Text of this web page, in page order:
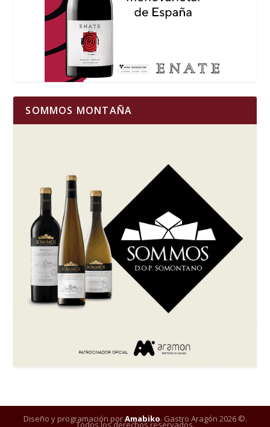
SOMMOS MONTAÑA
Diseño y programación porAmabiko. Gastro Aragón 2026 ©.
Todos los derechos reservados.